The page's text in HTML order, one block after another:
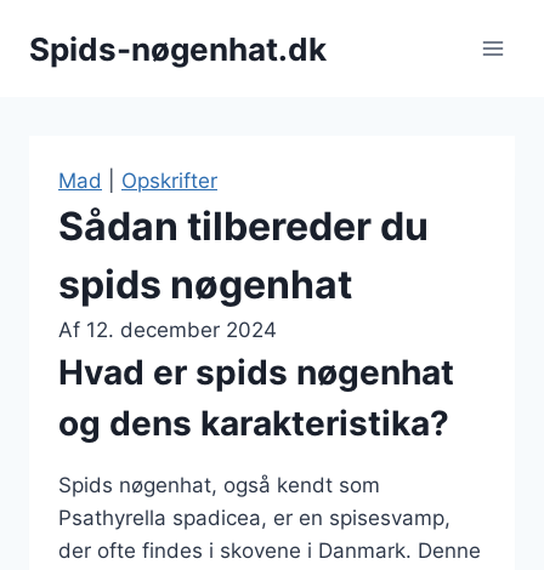
Spids-nøgenhat.dk
Mad Opskrifter
Sådan tilbereder du
spids nøgenhat
Af 12. december 2024
Hvad er spids nøgenhat
og dens karakteristika?
Spids nøgenhat, også kendt som
Psathyrella spadicea, er en spisesvamp,
der ofte findes i skovene i Danmark. Denne